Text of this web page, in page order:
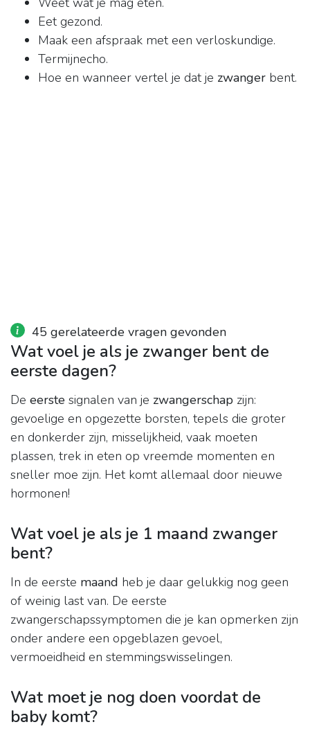
Eet gezond.
Maak een afspraak met een verloskundige.
Termijnecho.
Hoe en wanneer vertel je dat je zwanger bent.
45 gerelateerde vragen gevonden
Wat voel je als je zwanger bent de
eerste dagen?
De eerste signalen van je zwangerschap zijn:
gevoelige en opgezette borsten, tepels die groter
en donkerder zijn, misselijkheid, vaak moeten
plassen, trek in eten op vreemde momenten en
sneller moe zijn. Het komt allemaal door nieuwe
hormonen!
Wat voel je als je 1 maand zwanger
bent?
In de eerste maand heb je daar gelukkig nog geen
of weinig last van. De eerste
zwangerschapssymptomen die je kan opmerken zijn
onder andere een opgeblazen gevoel,
vermoeidheid en stemmingswisselingen.
Wat moet je nog doen voordat de
baby komt?